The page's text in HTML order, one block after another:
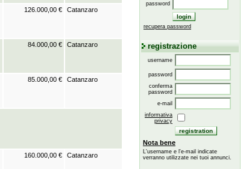
126.000,00 € Catanzaro
84.000,00 € Catanzaro
85.000,00 € Catanzaro
160.000,00 € Catanzaro
password
recupera password
registrazione
username
password
conferma
password
e-mail
informativa
privacy
Nota bene
L'username e l'e-mail indicate
verranno utilizzate nei tuoi annunci.